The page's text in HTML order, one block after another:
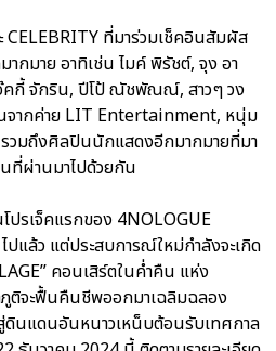
ที่มาร่วมเช็คอินสัมผัส
กมาย อาทิเช่น ไมค์ พิรัชต์, จุง อา
คกี้ จักริน, ปีโป้ ณัชพัณณ์, สาวๆ วง
จากค่าย LIT Entertainment, หนุ่ม
วมถึงศิลปินนักแสดงอีกมากมายที่มา
ที่ผ่านมาไปด้วยกัน
ปรเจ็คแรกของ 4NOLOGUE
แล้ว แต่ประสบการณ์ใหม่กำลังจะเกิด
คอนเสิร์ตในค่ำคืน แห่ง
ติจะฟื้นคืนชีพออกมาเฉลิมฉลอง
นแดนอันหนาวเหน็บต้อนรับเทศกาล